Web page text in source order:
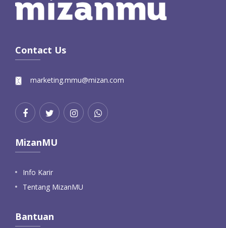
Contact Us
marketing.mmu@mizan.com
MizanMU
Info Karir
Tentang MizanMU
Bantuan